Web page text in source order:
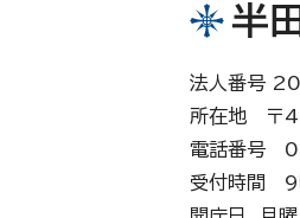
半
法人番号
所在地 〒
電話番号
受付時間 9